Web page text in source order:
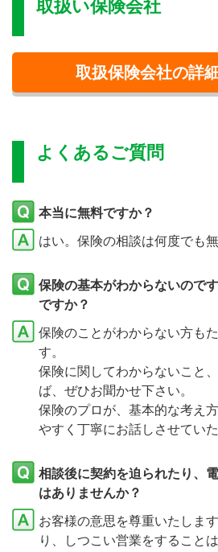
取扱い保険会社
取扱保険会社の詳
よくあるご質問
本当に無料ですか？
はい。保険の相談は何度でも
保険の基本がわからないので
ですか？
保険のことがわからない方も
す。
保険に関してわからないこと
ば、ぜひお聞かせ下さい。
保険のプロが、基本的な考え
やすく丁寧にお話しさせていた
相談後に契約を迫られたり、
はありませんか？
お客様の意思を尊重いたしま
り、しつこい営業をすること